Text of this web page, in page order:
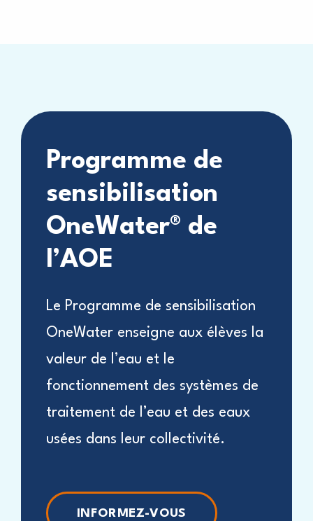
Programme de
sensibilisation
OneWater® de
l’AOE
Le Programme de sensibilisation
OneWater enseigne aux élèves la
valeur de l’eau et le
fonctionnement des systèmes de
traitement de l’eau et des eaux
usées dans leur collectivité.
INFORMEZ-VOUS